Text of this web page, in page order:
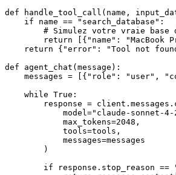
def handle_tool_call(name,
    if name == "search_database":
# Simulez votre vraie base
return [{"name": "MacBook
return {"error": "Tool not
def agent_chat(message):
messages = [{"role": "user",
    while True:
response =
model="claude-sonnet-4-
            max_tokens=2048,
            tools=tools,
            messages=messages
        )
if response.stop_reason ==